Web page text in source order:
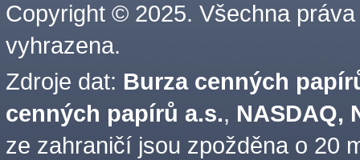
Copyright © 2025. Všechna práva
vyhrazena.
Zdroje dat: Burza cenných
cenných papírů a.s., NASDAQ,
ze zahraničí jsou zpožděna o 20